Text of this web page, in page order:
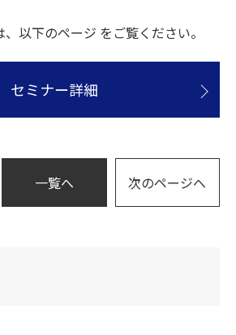
以下のページ をご覧ください。
セミナー詳細
一覧へ 次のページへ